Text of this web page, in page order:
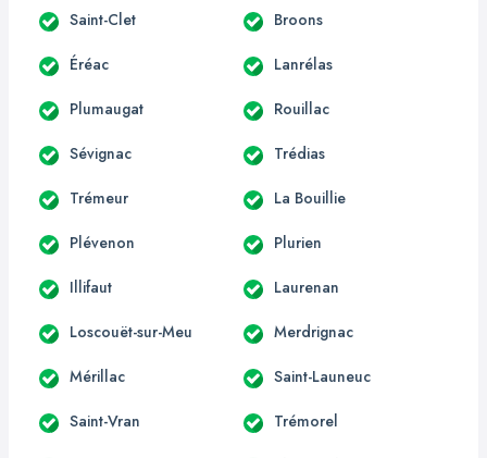
Saint-Clet Broons
Éréac Lanrélas
Plumaugat Rouillac
Sévignac Trédias
Trémeur La Bouillie
Plévenon Plurien
Illifaut Laurenan
Loscouët-sur-Meu Merdrignac
Mérillac Saint-Launeuc
Saint-Vran Trémorel